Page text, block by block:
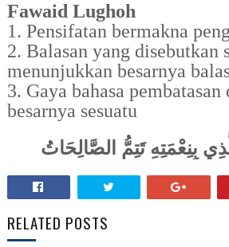
Fawaid Lughoh
1. Pensifatan bermakna
2. Balasan yang disebutkan
menunjukkan besarnya
3. Gaya bahasa pembatasan
besarnya sesuatu
بِنِعْمَتِهِ تَتِمُّ الصَّالِحَاتُ
RELATED POSTS